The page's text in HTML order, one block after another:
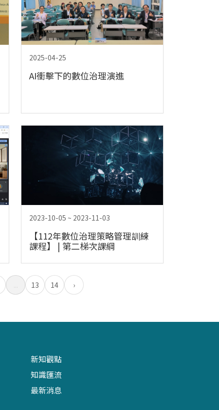
2025-04-25
AI衝擊下的數位治理演進
2023-10-05 ~ 2023-11-03
【112年數位治理策略管理訓練
課程】 | 第二梯次課綱
... 13 14 ›
新知觀點
知識匯流
最新消息